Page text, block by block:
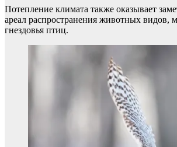
Потепление климата также оказывает
ареал распространения животных видов,
гнездовья птиц.